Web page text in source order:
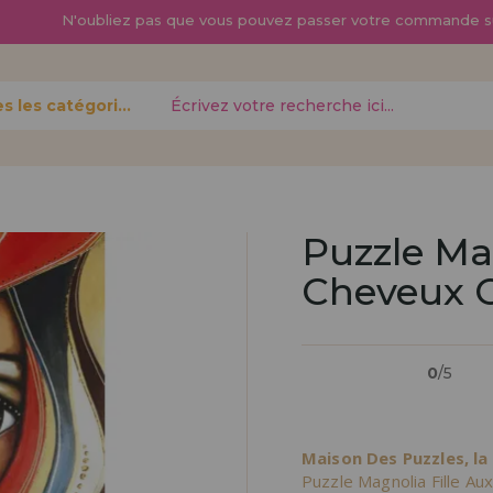
N'oubliez pas que vous pouvez passer votre commande
Je veux
distribution.
Toutes les catégories
Puzzle
Cheveux
0/5
Maison Des Puzzles,
Puzzle Magnolia Fille